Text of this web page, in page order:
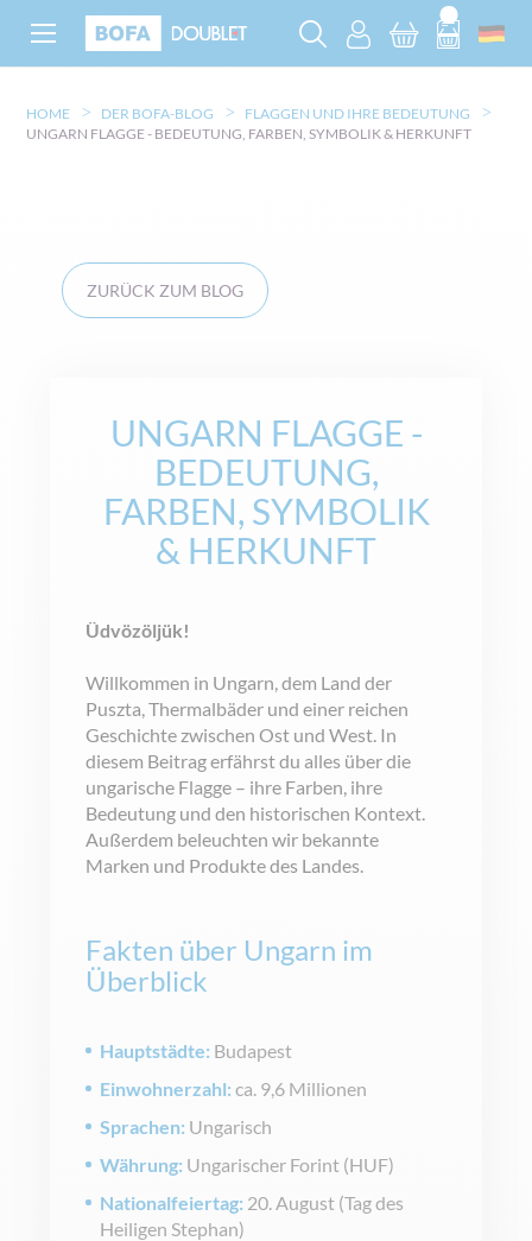
HOME DER BOFA-BLOG
FLAGGEN UND IHRE BEDEUTUNG
UNGARN FLAGGE - BEDEUTUNG, FARBEN, SYMBOLIK & HERKUNFT
ZURÜCK ZUM BLOG
UNGARN FLAGGE -
BEDEUTUNG,
FARBEN, SYMBOLIK
& HERKUNFT
Üdvözöljük!
Willkommen in Ungarn, dem Land der
Puszta, Thermalbäder und einer reichen
Geschichte zwischen Ost und West. In
diesem Beitrag erfährst du alles über die
ungarische Flagge – ihre Farben, ihre
Bedeutung und den historischen Kontext.
Außerdem beleuchten wir bekannte
Marken und Produkte des Landes.
Fakten über Ungarn im
Überblick
Hauptstädte: Budapest
Einwohnerzahl: ca. 9,6 Millionen
Sprachen: Ungarisch
Währung: Ungarischer Forint (HUF)
Nationalfeiertag: 20. August (Tag des
Heiligen Stephan)